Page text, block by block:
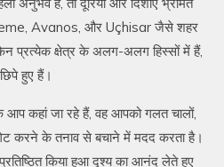
Avanos, और Uçhisar जैसे शहर
प्रत्येक क्षेत्र के अलग-अलग हिस्सों में हैं,
हुए हैं।
आप कहां जा रहे हैं, वह आपको गलत चालों,
करने के तनाव से बचाने में मदद करता है।
किया हुआ दृश्य का आनंद लेते हुए